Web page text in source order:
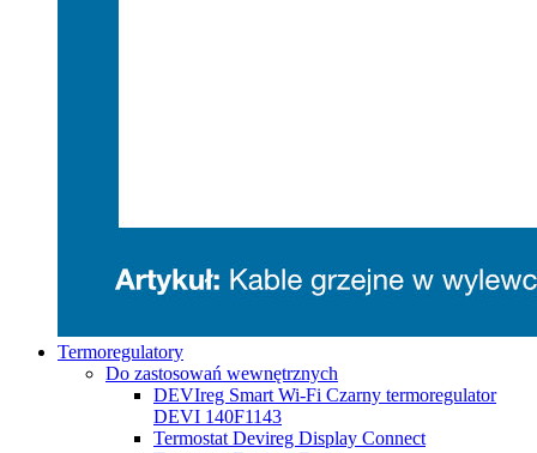
Termoregulatory
Do zastosowań wewnętrznych
DEVIreg Smart Wi-Fi Czarny termoregulator
DEVI 140F1143
Termostat Devireg Display Connect